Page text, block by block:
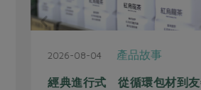
2026-08-04 產品故事
經典進行式 從循環包材到友